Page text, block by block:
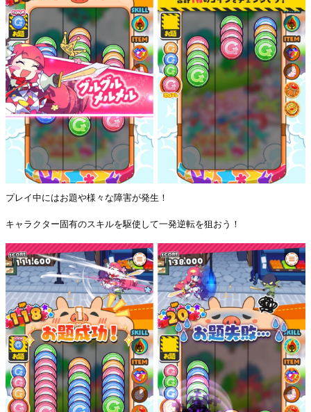
プレイ中にはお題や様々な障害が発生！
キャラクター固有のスキルを駆使して一発逆転を狙おう！